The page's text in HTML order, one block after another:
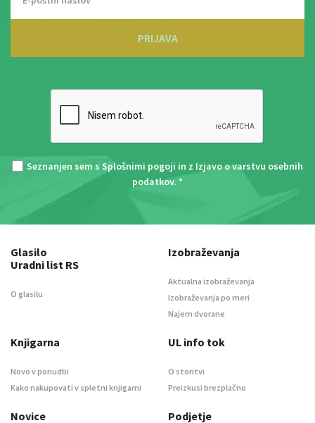
PRIJAVA
Seznanjen sem s Splošnimi pogoji in z Izjavo o varstvu osebnih
podatkov. *
Glasilo
Uradni list RS
O glasilu
Izobraževanja
Aktualna izobraževanja
Izobraževanja po meri
Najem dvorane
Knjigarna
Novo v ponudbi
Kako nakupovati v spletni knjigarni
UL info tok
O storitvi
Preizkusi brezplačno
Novice Podjetje